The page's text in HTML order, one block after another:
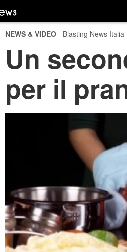
NEWS & VIDEO Blasting News Italia
Un
per il